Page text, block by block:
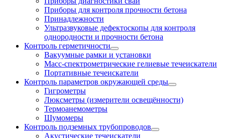
Приборы для контроля прочности бетона
Принадлежности
Ультразвуковые дефектоскопы для контроля
однородности и прочности бетона
Контроль герметичности
Вакуумные рамки и установки
Масс-спектрометрические гелиевые течеискатели
Портативные течеискатели
Контроль параметров окружающей среды
Гигрометры
Люксметры (измерители освещённости)
Термоанемометры
Шумомеры
Контроль подземных трубопроводов
Акустические течеискатели